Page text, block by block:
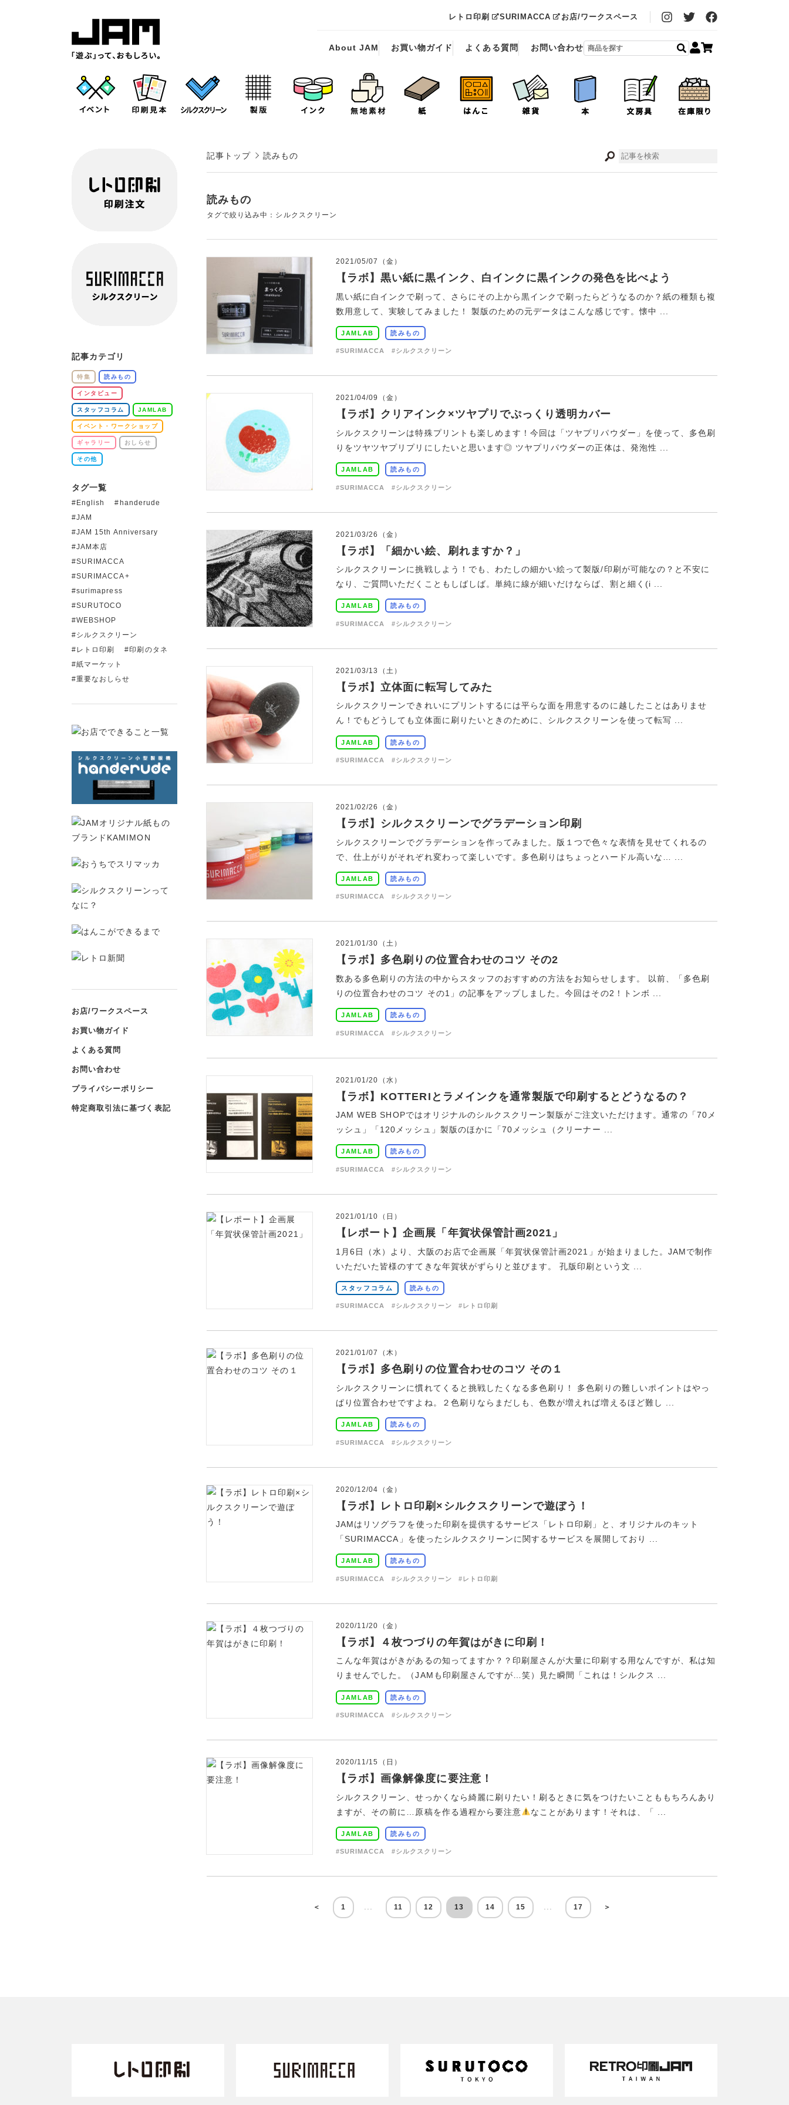
レトロ印刷 SURIMACCA お店/ワークスペース
About JAM お買い物ガイド よくある質問 お問い合わせ
記事トップ 読みもの
読みもの
タグで絞り込み中：シルクスクリーン
2021/05/07（金）
【ラボ】黒い紙に黒インク、白インクに黒インクの発色を比べよう
黒い紙に白インクで刷って、さらにその上から黒インクで刷ったらどうなるのか？紙の種類も複
数用意して、実験してみました！ 製版のための元データはこんな感じです。懐中 ...
JAMLAB 読みもの
#SURIMACCA #シルクスクリーン
2021/04/09（金）
【ラボ】クリアインク×ツヤプリでぷっくり透明カバー
シルクスクリーンは特殊プリントも楽しめます！今回は「ツヤプリパウダー」を使って、多色刷
りをツヤツヤプリプリにしたいと思います◎ ツヤプリパウダーの正体は、発泡性 ...
JAMLAB 読みもの
#SURIMACCA #シルクスクリーン
2021/03/26（金）
【ラボ】「細かい絵、刷れますか？」
シルクスクリーンに挑戦しよう！でも、わたしの細かい絵って製版/印刷が可能なの？と不安に
なり、ご質問いただくこともしばしば。単純に線が細いだけならば、割と細く(i ...
JAMLAB 読みもの
#SURIMACCA #シルクスクリーン
2021/03/13（土）
【ラボ】立体面に転写してみた
シルクスクリーンできれいにプリントするには平らな面を用意するのに越したことはありませ
ん！でもどうしても立体面に刷りたいときのために、シルクスクリーンを使って転写 ...
JAMLAB 読みもの
#SURIMACCA #シルクスクリーン
2021/02/26（金）
【ラボ】シルクスクリーンでグラデーション印刷
シルクスクリーンでグラデーションを作ってみました。版１つで色々な表情を見せてくれるの
で、仕上がりがそれぞれ変わって楽しいです。多色刷りはちょっとハードル高いな… ...
JAMLAB 読みもの
#SURIMACCA #シルクスクリーン
2021/01/30（土）
【ラボ】多色刷りの位置合わせのコツ その2
数ある多色刷りの方法の中からスタッフのおすすめの方法をお知らせします。 以前、「多色刷
りの位置合わせのコツ その1」の記事をアップしました。今回はその2！トンボ ...
JAMLAB 読みもの
#SURIMACCA #シルクスクリーン
2021/01/20（水）
【ラボ】KOTTERIとラメインクを通常製版で印刷するとどうなるの？
JAM WEB SHOPではオリジナルのシルクスクリーン製版がご注文いただけます。通常の「70メ
ッシュ」「120メッシュ」製版のほかに「70メッシュ（クリーナー ...
JAMLAB 読みもの
#SURIMACCA #シルクスクリーン
2021/01/10（日）
【レポート】企画展「年賀状保管計画2021」
1月6日（水）より、大阪のお店で企画展「年賀状保管計画2021」が始まりました。JAMで制作
いただいた皆様のすてきな年賀状がずらりと並びます。 孔版印刷という文 ...
スタッフコラム 読みもの
#SURIMACCA #シルクスクリーン #レトロ印刷
2021/01/07（木）
【ラボ】多色刷りの位置合わせのコツ その１
シルクスクリーンに慣れてくると挑戦したくなる多色刷り！ 多色刷りの難しいポイントはやっ
ぱり位置合わせですよね。２色刷りならまだしも、色数が増えれば増えるほど難し ...
JAMLAB 読みもの
#SURIMACCA #シルクスクリーン
2020/12/04（金）
【ラボ】レトロ印刷×シルクスクリーンで遊ぼう！
JAMはリソグラフを使った印刷を提供するサービス「レトロ印刷」と、オリジナルのキット
「SURIMACCA」を使ったシルクスクリーンに関するサービスを展開しており ...
JAMLAB 読みもの
#SURIMACCA #シルクスクリーン #レトロ印刷
2020/11/20（金）
【ラボ】４枚つづりの年賀はがきに印刷！
こんな年賀はがきがあるの知ってますか？？印刷屋さんが大量に印刷する用なんですが、私は知
りませんでした。（JAMも印刷屋さんですが…笑）見た瞬間「これは！シルクス ...
JAMLAB 読みもの
#SURIMACCA #シルクスクリーン
2020/11/15（日）
【ラボ】画像解像度に要注意！
シルクスクリーン、せっかくなら綺麗に刷りたい！刷るときに気をつけたいことももちろんあり
ますが、その前に…原稿を作る過程から要注意
なことがあります！それは、「 ...
JAMLAB 読みもの
#SURIMACCA #シルクスクリーン
＜ 1 ... 11 12 13 14 15 ... 17 ＞
記事カテゴリ
特集 読みもの
インタビュー
スタッフコラム JAMLAB
イベント・ワークショップ
ギャラリー おしらせ
その他
タグ一覧
English
handerude
JAM
JAM 15th Anniversary
JAM本店
SURIMACCA
SURIMACCA+
surimapress
SURUTOCO
WEBSHOP
シルクスクリーン
レトロ印刷
印刷のタネ
紙マーケット
重要なおしらせ
お店/ワークスペース
お買い物ガイド
よくある質問
お問い合わせ
プライバシーポリシー
特定商取引法に基づく表記